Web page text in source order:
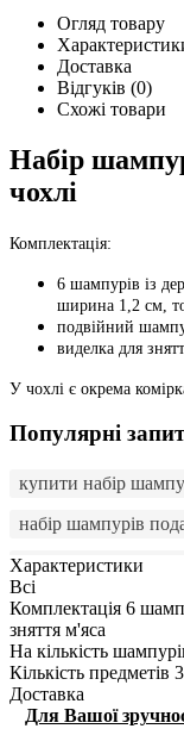
Огляд товару
Доставка
Відгуків (0)
Схожі товари
Набір
чохлі
Комплектація:
6 шампурів із
ширина 1,2 см,
подвійний
виделка для
У чохлі є окрема
Популярні
купити набір
набір шампурів
купити набір
набір шампурів на
набір шампурів
шампура в наборі
шампура в кейсі
Характеристики
Всі
Комплектація 6
зняття м'яса
На кількість
Кількість предметів 3
Доставка
Для Вашої